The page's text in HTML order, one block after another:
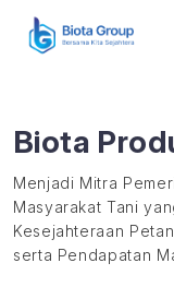
Biota
Menjadi Mitra
Masyarakat Tani
Kesejahteraan
serta Pendapatan